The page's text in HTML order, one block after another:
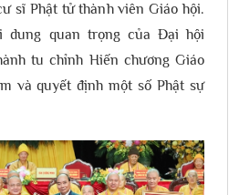
sĩ Phật tử thành viên Giáo hội.
dung quan trọng của Đại hội
tu chỉnh Hiến chương Giáo
và quyết định một số Phật sự